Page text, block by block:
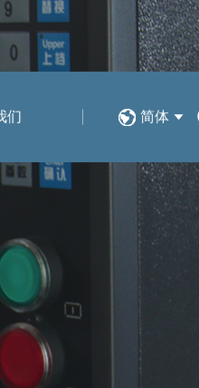
们
网络
简体
简体
EN